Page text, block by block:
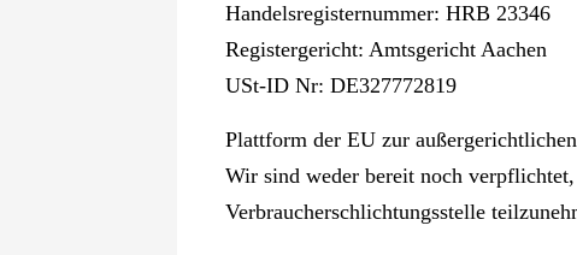
Handelsregisternummer: HRB 23346
Registergericht: Amtsgericht Aachen
USt-ID Nr: DE327772819
Plattform der EU zur
Wir sind weder bereit noch
Verbraucherschlichtungsstelle